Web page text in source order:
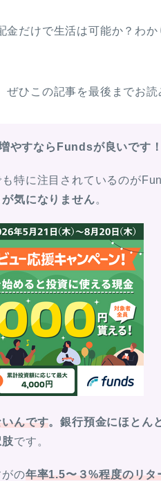
金だけで生活は可能か？わ
ひこの記事を最後までお読
やすならFundsが良いです！
特に注目されているのが
気になりません。
んです。銀行預金にほとん
です。
の年率1.5〜３%程度のリタ